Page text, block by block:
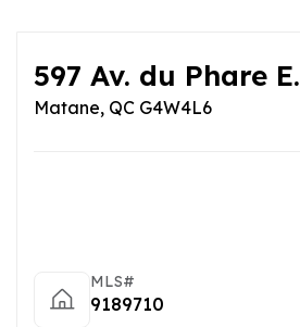
597 Av. du Phare E.
Matane, QC G4W4L6
MLS#
9189710